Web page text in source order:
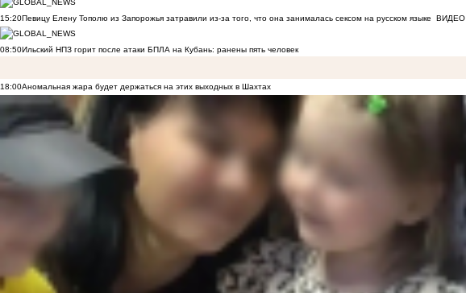
15:20Певицу Елену Тополю из Запорожья затравили из-за того, что она занималась сексом на русском языке ВИДЕО
08:50Ильский НПЗ горит после атаки БПЛА на Кубань: ранены пять человек
18:00Аномальная жара будет держаться на этих выходных в Шахтах